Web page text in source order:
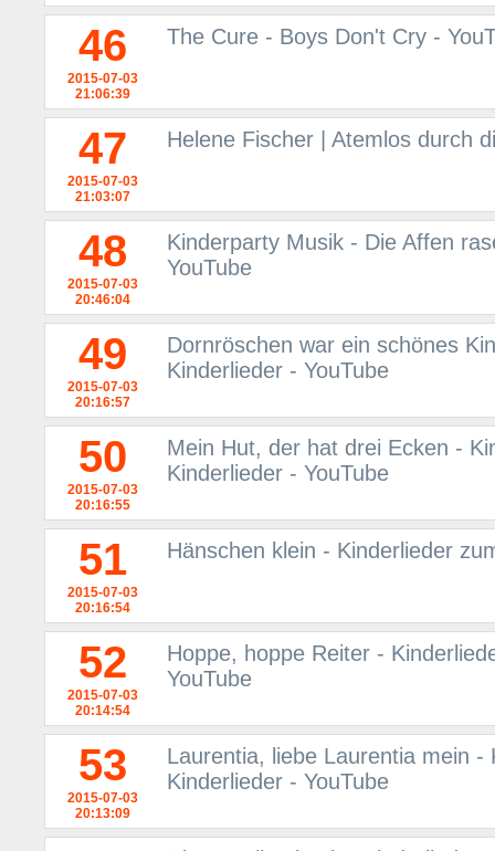
46
2015-07-03
21:06:39
The Cure - Boys Don't Cry -
47
2015-07-03
21:03:07
Helene Fischer | Atemlos durch
48
2015-07-03
20:46:04
Kinderparty Musik - Die Affen
YouTube
49
2015-07-03
20:16:57
Dornröschen war ein schönes
Kinderlieder - YouTube
50
2015-07-03
20:16:55
Mein Hut, der hat drei Ecken -
Kinderlieder - YouTube
51
2015-07-03
20:16:54
Hänschen klein - Kinderlieder
52
2015-07-03
20:14:54
Hoppe, hoppe Reiter -
YouTube
53
2015-07-03
20:13:09
Laurentia, liebe Laurentia mein
Kinderlieder - YouTube